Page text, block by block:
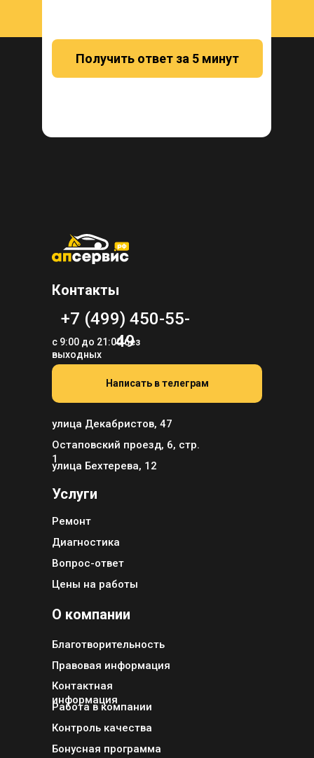
Получить ответ за 5 минут
+7 (499) 450-55-
49
с 9:00 до 21:00 без
выходных
Контакты
улица Декабристов, 47
Остаповский проезд, 6, стр.
1
О компании
Благотворительность
Правовая информация
Контактная
информация
Работа в компании
Контроль качества
Услуги
Диагностика
Ремонт
Вопрос-ответ
Цены на работы
Бонусная программа
улица Бехтерева, 12
Написать в телеграм